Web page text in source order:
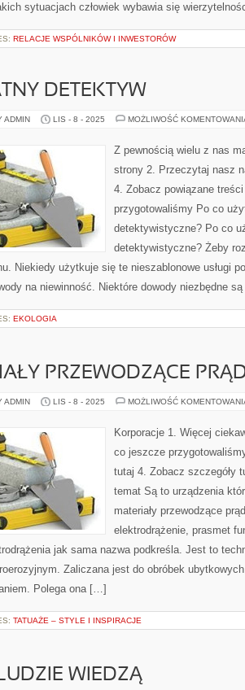
sytuacjach człowiek wybawia się
RELACJE WSPÓLNIKÓW I INWESTORÓW
DETEKTYW
ADMIN LIS - 8 - 2025 MOŻLIWOŚĆ
Z pewnością wielu z nas
strony 2. Przeczytaj nasz
4. Zobacz powiązane
przygotowaliśmy Po co
detektywistyczne? Po co
detektywistyczne? Żeby
Niekiedy użytkuje się te nieszablonowe usługi
na niewinność. Niektóre dowody niezbędne
EKOLOGIA
PRZEWODZĄCE
ADMIN LIS - 8 - 2025 MOŻLIWOŚĆ
Korporacje 1. Więcej
co jeszcze
tutaj 4. Zobacz szczegóły
temat Są to urządzenia
materiały przewodzące
elektrodrążenie, prasmet
jak sama nazwa podkreśla. Jest to
Zaliczana jest do obróbek
Polega ona […]
TATUAŻE – STYLE I INSPIRACJE
WIEDZĄ…